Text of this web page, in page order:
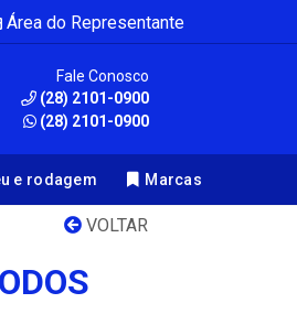
Área do Representante
Fale Conosco
(28) 2101-0900
(28) 2101-0900
e rodagem Marcas
VOLTAR